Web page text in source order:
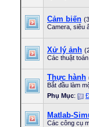
Cảm biến
Camera, siêu
Xử lý ảnh
Các thuật
Thực hành
Bắt đầu làm
Phụ Mục:
Matlab-
Các công cụ